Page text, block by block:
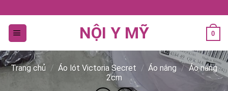
qua
dung
NỘI Y MỸ 0
Trang chủ / Áo lót Victoria Secret / Áo nâng / Áo nâng
2cm